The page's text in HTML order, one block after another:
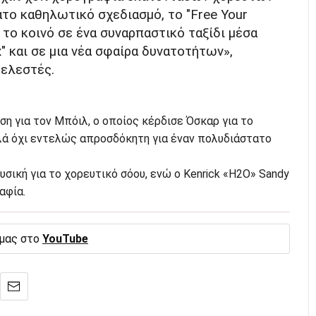
καθηλωτικό σχεδιασμό, το "Free Your
κοινό σε ένα συναρπαστικό ταξίδι μέσα
σε μια νέα σφαίρα δυνατοτήτων»,
για τον Μπόιλ, ο οποίος κέρδισε Όσκαρ για το
όχι εντελώς απροσδόκητη για έναν πολυδιάστατο
για το χορευτικό σόου, ενώ ο Kenrick «H2O» Sandy
στο YouTube